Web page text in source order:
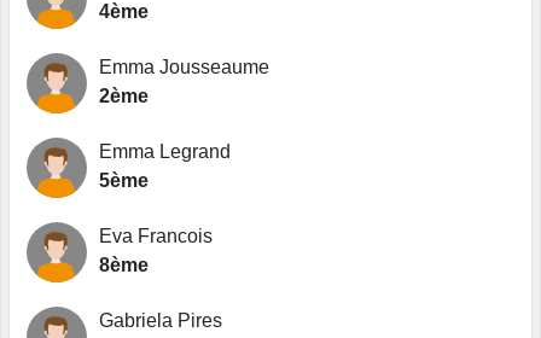
4ème
Emma Jousseaume
2ème
Emma Legrand
5ème
Eva Francois
8ème
Gabriela Pires